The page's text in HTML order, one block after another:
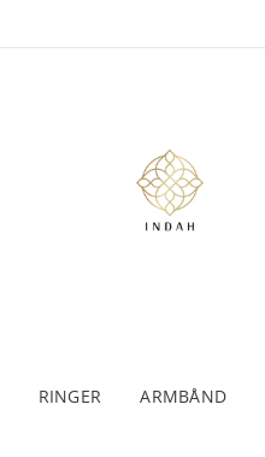
RINGER ARMBÅND